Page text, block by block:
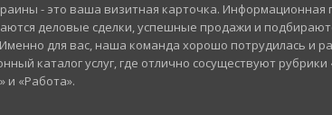
- это ваша визитная карточка. Информационная
деловые сделки, успешные продажи и
для вас, наша команда хорошо потрудилась и
каталог услуг, где отлично сосуществуют
и «Работа».